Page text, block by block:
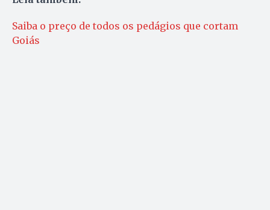
Saiba o preço de todos os pedágios que cortam
Goiás